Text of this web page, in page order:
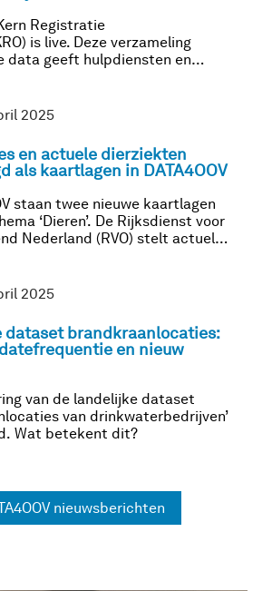
Registratie
is live. Deze verzameling
data geeft hulpdiensten en
en actuele dierziekten
als kaartlagen in DATA4OOV
2025
staan twee nieuwe kaartlagen
‘Dieren’. De Rijksdienst voor
Nederland (RVO) stelt actuele
dataset brandkraanlocaties:
en nieuw
2025
van de landelijke dataset
van drinkwaterbedrijven’
Wat betekent dit?
nieuwsberichten